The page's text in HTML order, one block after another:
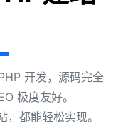
开发，源码完全
极度友好。
都能轻松实现。